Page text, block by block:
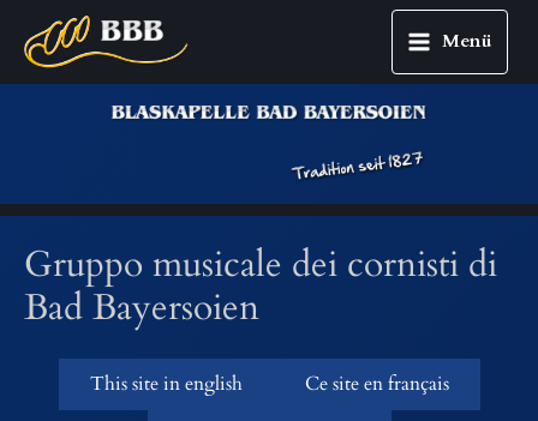
Main
Menu
Menü
Gruppo musicale dei cornisti di
Bad Bayersoien
This site in english Ce site en français